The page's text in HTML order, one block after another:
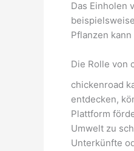
Das Einholen
Pflanzen
Die Rolle von
chickenroad
entdecken,
Plattform
Umwelt zu
Unterkünfte